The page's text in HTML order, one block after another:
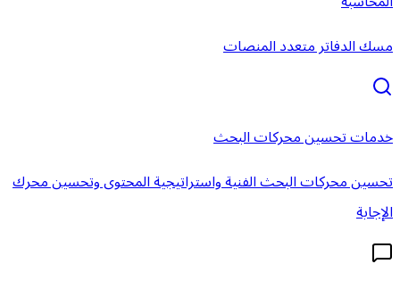
مسك الدفاتر متعدد المنصات
خدمات تحسين محركات البحث
تحسين محركات البحث الفنية واستراتيجية المحتوى وتحسين محرك
الإجابة